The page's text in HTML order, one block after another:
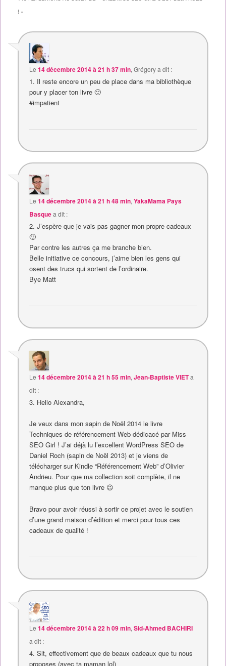
! »
Le14 décembre 2014 à 21 h 37 min,Grégorya dit :
1. Il reste encore un peu de place dans ma bibliothèque
pour y placer ton livre 🙂
#impatient
Le14 décembre 2014 à 21 h 48 min,YakaMama Pays
Basquea dit :
2. J’espère que je vais pas gagner mon propre cadeaux
🙂
Par contre les autres ça me branche bien.
Belle initiative ce concours, j’aime bien les gens qui
osent des trucs qui sortent de l’ordinaire.
Bye Matt
Le14 décembre 2014 à 21 h 55 min,Jean-Baptiste VIETa
dit :
3. Hello Alexandra,
Je veux dans mon sapin de Noël 2014 le livre
Techniques de référencement Web dédicacé par Miss
SEO Girl ! J’ai déjà lu l’excellent WordPress SEO de
Daniel Roch (sapin de Noël 2013) et je viens de
télécharger sur Kindle “Référencement Web” d’Olivier
Andrieu. Pour que ma collection soit complète, il ne
manque plus que ton livre 😉
Bravo pour avoir réussi à sortir ce projet avec le soutien
d’une grand maison d’édition et merci pour tous ces
cadeaux de qualité !
Le14 décembre 2014 à 22 h 09 min,Sid-Ahmed BACHIRI
a dit :
4. Slt, effectivement que de beaux cadeaux que tu nous
proposes (avec ta maman lol)